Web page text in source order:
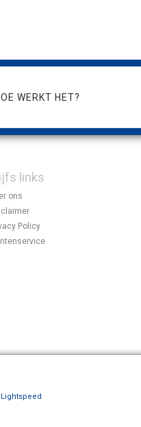
WERKT HET?
links
ons
Policy
Lightspeed